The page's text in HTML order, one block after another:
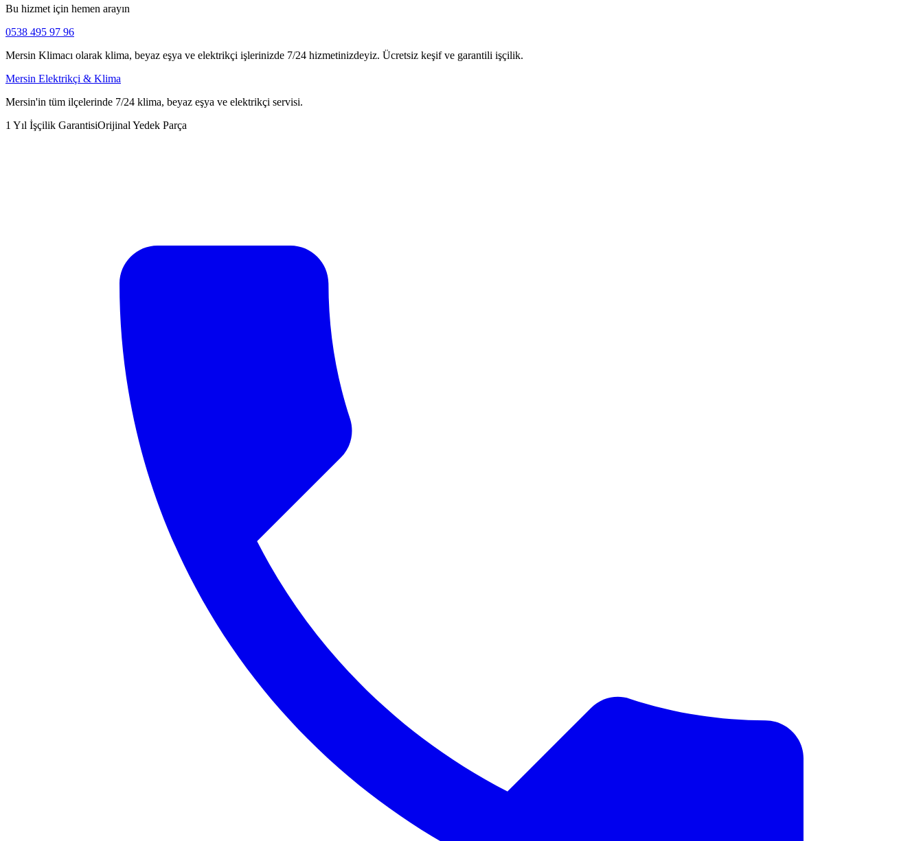
Bu hizmet için hemen arayın
0538 495 97 96
Mersin Klimacı olarak klima, beyaz eşya ve elektrikçi işlerinizde 7/24 hizmetinizdeyiz. Ücretsiz keşif ve garantili işçilik.
Mersin Elektrikçi & Klima
Mersin'in tüm ilçelerinde 7/24 klima, beyaz eşya ve elektrikçi servisi.
1 Yıl İşçilik GarantisiOrijinal Yedek Parça